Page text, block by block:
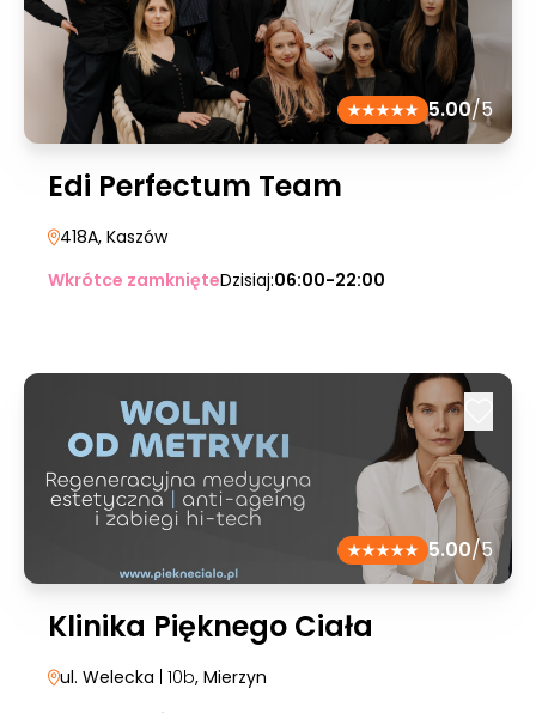
5.00/5
Edi Perfectum Team
418A, Kaszów
Wkrótce zamknięteDzisiaj:06:00-22:00
5.00/5
Klinika Pięknego Ciała
ul. Welecka | 10b, Mierzyn